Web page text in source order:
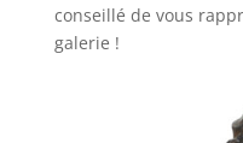
conseillé de vous
galerie !